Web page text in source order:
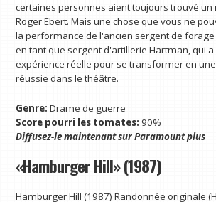
certaines personnes aient toujours trouvé un
Roger Ebert. Mais une chose que vous ne
la performance de l'ancien sergent de forage
en tant que sergent d'artillerie Hartman, qui a
expérience réelle pour se transformer en
réussie dans le théâtre.
Genre: Drame de guerre
Score pourri les tomates: 90%
Diffusez-le maintenant surParamount plus
«Hamburger Hill» (1987)
Hamburger Hill (1987) Randonnée originale